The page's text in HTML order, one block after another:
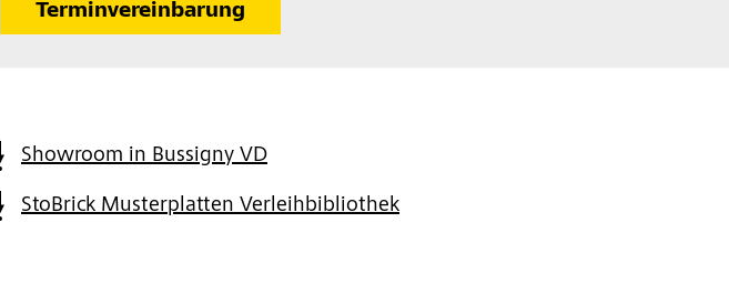
Terminvereinbarung
Showroom in Bussigny VD
StoBrick Musterplatten Verleihbibliothek